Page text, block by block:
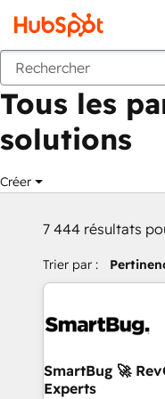
Retour
Tous les
solutions
Créer
7 444 résultats
Trier par :
SmartBug 🚀
Experts